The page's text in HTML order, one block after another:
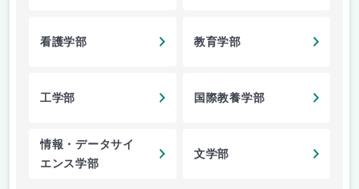
看護学部 教育学部
工学部 国際教養学部
情報・データサイ
エンス学部
文学部